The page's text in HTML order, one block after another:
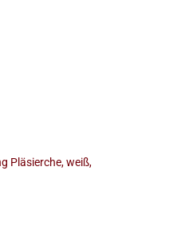
Pläsierche, weiß,